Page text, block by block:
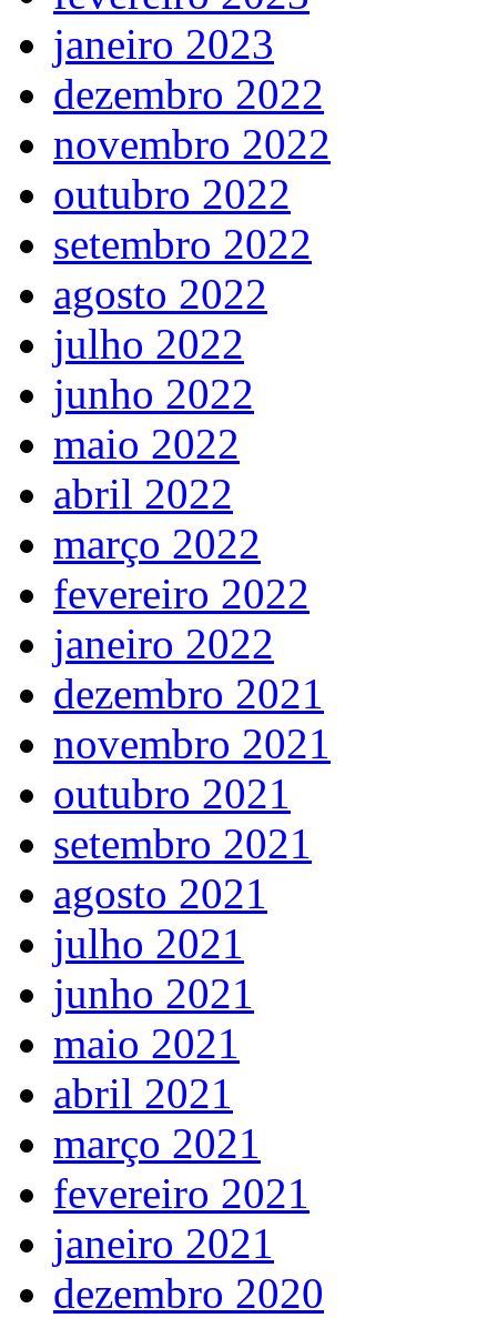
janeiro 2023
dezembro 2022
novembro 2022
outubro 2022
setembro 2022
agosto 2022
julho 2022
junho 2022
maio 2022
abril 2022
março 2022
fevereiro 2022
janeiro 2022
dezembro 2021
novembro 2021
outubro 2021
setembro 2021
agosto 2021
julho 2021
junho 2021
maio 2021
abril 2021
março 2021
fevereiro 2021
janeiro 2021
dezembro 2020